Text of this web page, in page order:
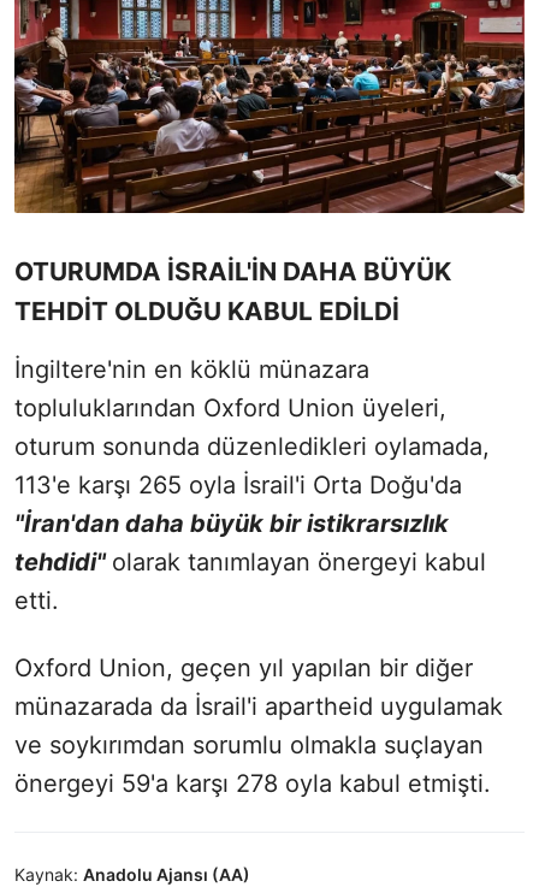
OTURUMDA İSRAİL'İN DAHA BÜYÜK
TEHDİT OLDUĞU KABUL EDİLDİ
İngiltere'nin en köklü münazara
topluluklarından Oxford Union üyeleri,
oturum sonunda düzenledikleri oylamada,
113'e karşı 265 oyla İsrail'i Orta Doğu'da
"İran'dan daha büyük bir istikrarsızlık
tehdidi" olarak tanımlayan önergeyi kabul
etti.
Oxford Union, geçen yıl yapılan bir diğer
münazarada da İsrail'i apartheid uygulamak
ve soykırımdan sorumlu olmakla suçlayan
önergeyi 59'a karşı 278 oyla kabul etmişti.
Kaynak: Anadolu Ajansı (AA)